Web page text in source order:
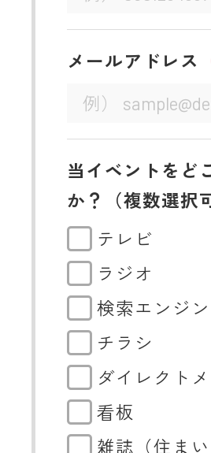
メールアドレス
当イベントをど
か？（複数選択
テレビ
ラジオ
検索エンジン
チラシ
ダイレクト
看板
雑誌（住まい